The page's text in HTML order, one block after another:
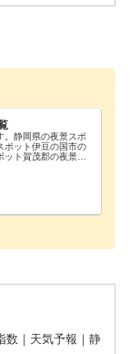
。静岡県の夜景スポ
ポット伊豆の国市の
ット賀茂郡の夜景ス
数｜天気予報｜静